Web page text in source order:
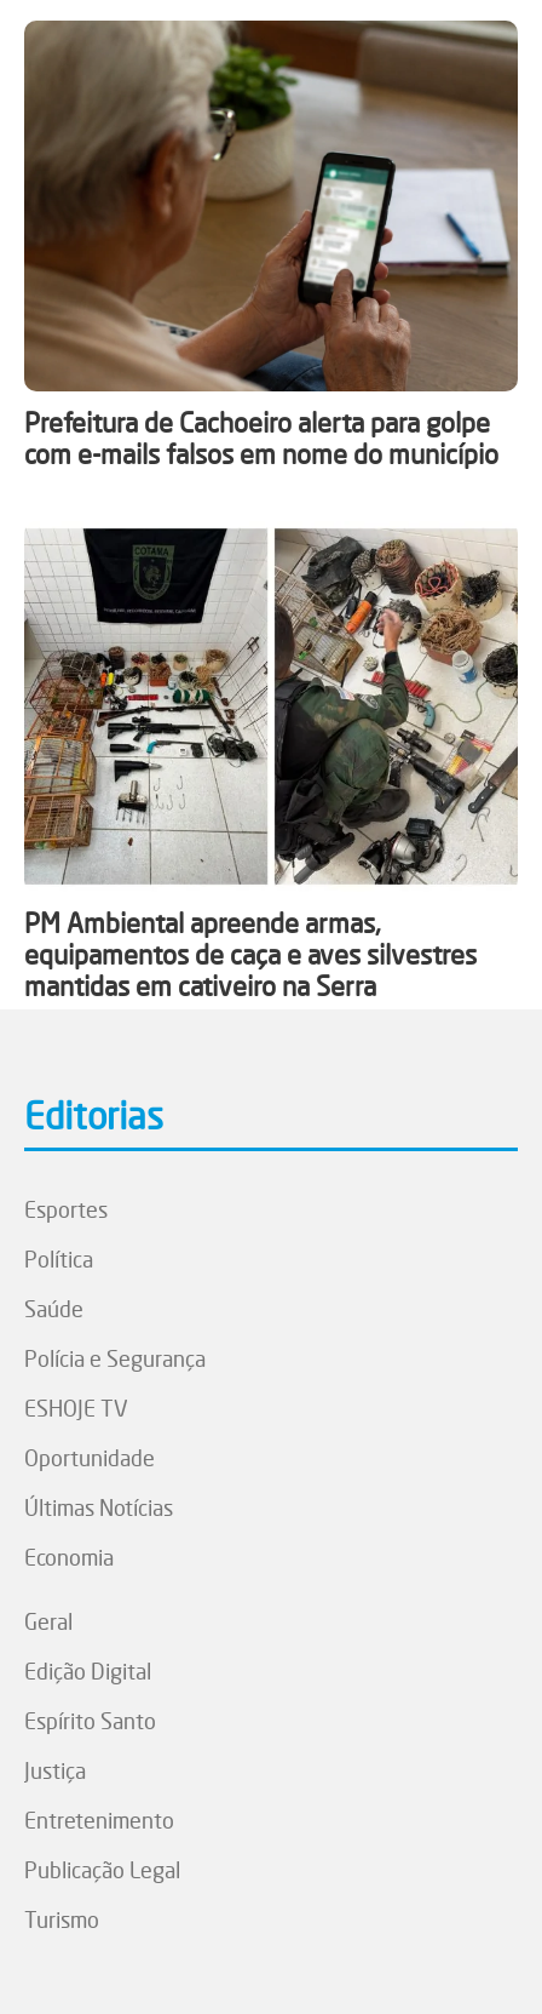
Prefeitura de Cachoeiro alerta para golpe
com e-mails falsos em nome do município
PM Ambiental apreende armas,
equipamentos de caça e aves silvestres
mantidas em cativeiro na Serra
Editorias
Esportes
Política
Saúde
Polícia e Segurança
ESHOJE TV
Oportunidade
Últimas Notícias
Economia
Geral
Edição Digital
Espírito Santo
Justiça
Entretenimento
Publicação Legal
Turismo